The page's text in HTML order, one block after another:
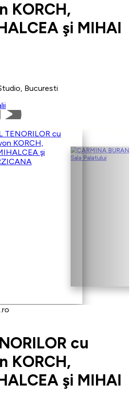
KORCH,
şi MIHAI
Bucuresti
cu
KORCH,
şi MIHAI